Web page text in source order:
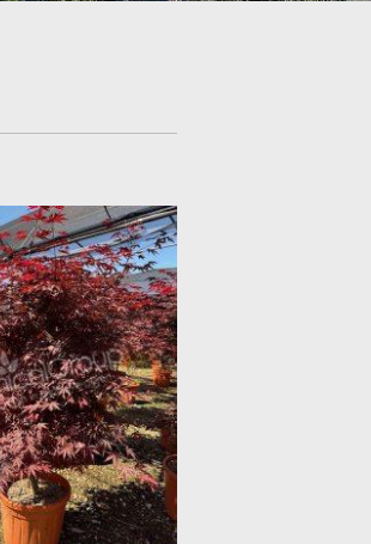
PINUS PINEA
LIGUSTRUM DELAVAYANUM
MAGNOLIA GRANDIFLORA
MORUS ALBA
VORMSNOEI
ARBUTUS UNEDO
FICUS CARICA